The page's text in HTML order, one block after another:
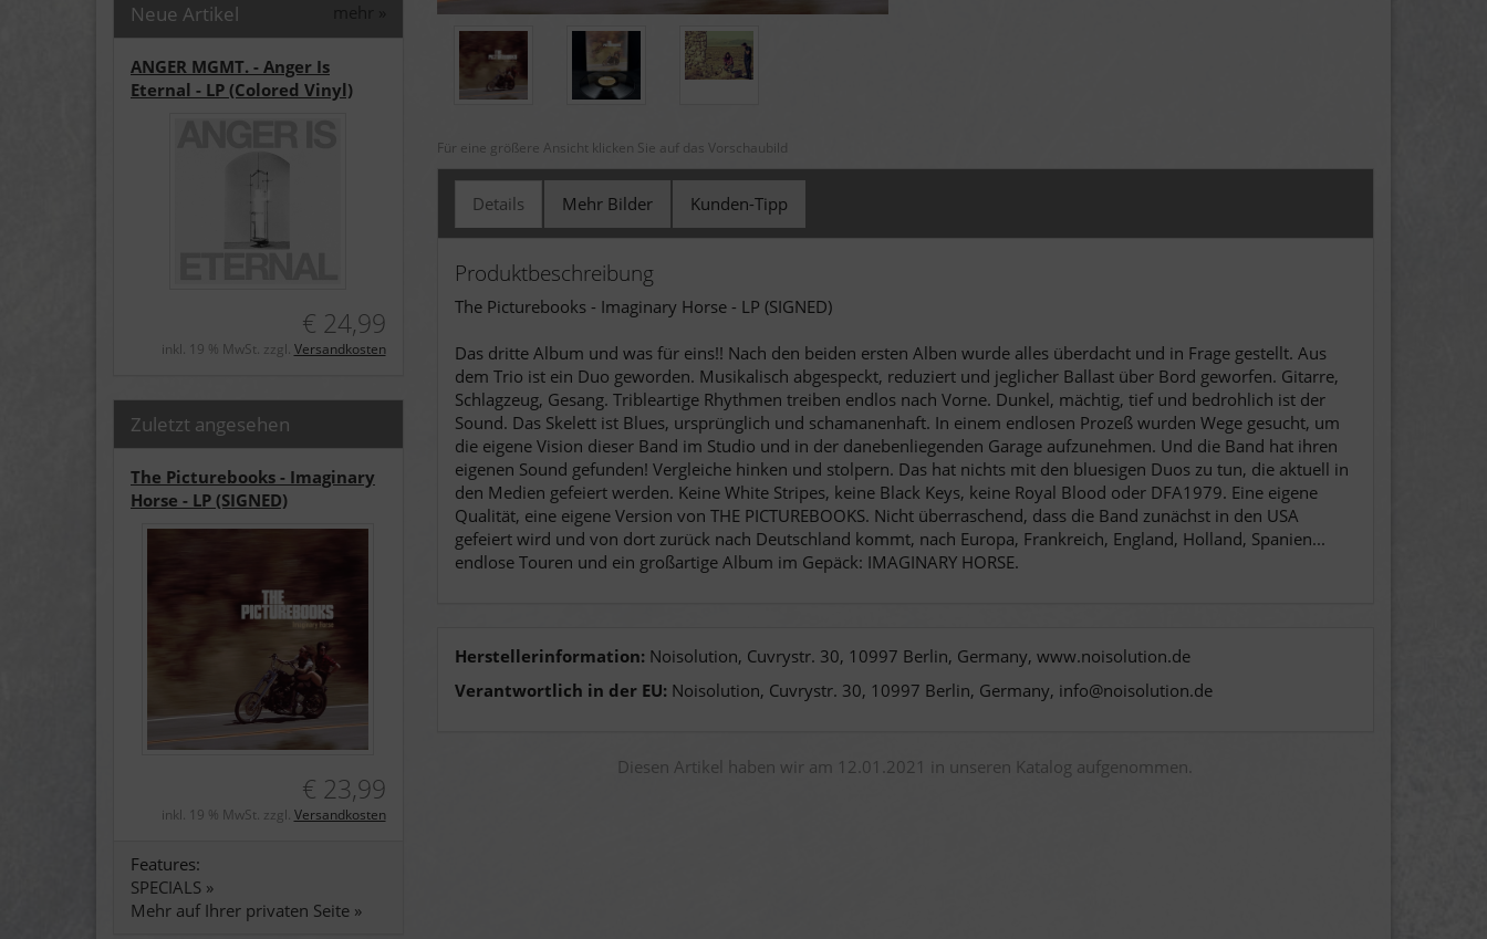
Neue Artikel
ANGER MGMT. - Anger Is
Eternal - LP (Colored Vinyl)
€ 24,99
inkl. 19 % MwSt. zzgl. Versandkosten
Zuletzt angesehen
The Picturebooks - Imaginary
Horse - LP (SIGNED)
€ 23,99
inkl. 19 % MwSt. zzgl. Versandkosten
Features:
SPECIALS »
Mehr auf Ihrer privaten Seite »
Für eine größere Ansicht klicken Sie auf das Vorschaubild
Details Mehr Bilder Kunden-Tipp
Produktbeschreibung
The Picturebooks - Imaginary Horse - LP (SIGNED)
Das dritte Album und was für eins!! Nach den beiden ersten Alben wurde alles überdacht und in Frage gestellt. Aus
dem Trio ist ein Duo geworden. Musikalisch abgespeckt, reduziert und jeglicher Ballast über Bord geworfen. Gitarre,
Schlagzeug, Gesang. Tribleartige Rhythmen treiben endlos nach Vorne. Dunkel, mächtig, tief und bedrohlich ist der
Sound. Das Skelett ist Blues, ursprünglich und schamanenhaft. In einem endlosen Prozeß wurden Wege gesucht, um
die eigene Vision dieser Band im Studio und in der danebenliegenden Garage aufzunehmen. Und die Band hat ihren
eigenen Sound gefunden! Vergleiche hinken und stolpern. Das hat nichts mit den bluesigen Duos zu tun, die aktuell in
den Medien gefeiert werden. Keine White Stripes, keine Black Keys, keine Royal Blood oder DFA1979. Eine eigene
Qualität, eine eigene Version von THE PICTUREBOOKS. Nicht überraschend, dass die Band zunächst in den USA
gefeiert wird und von dort zurück nach Deutschland kommt, nach Europa, Frankreich, England, Holland, Spanien...
endlose Touren und ein großartige Album im Gepäck: IMAGINARY HORSE.
Herstellerinformation:Noisolution, Cuvrystr. 30, 10997 Berlin, Germany, www.noisolution.de
Verantwortlich in der EU:Noisolution, Cuvrystr. 30, 10997 Berlin, Germany, info@noisolution.de
Diesen Artikel haben wir am 12.01.2021 in unseren Katalog aufgenommen.